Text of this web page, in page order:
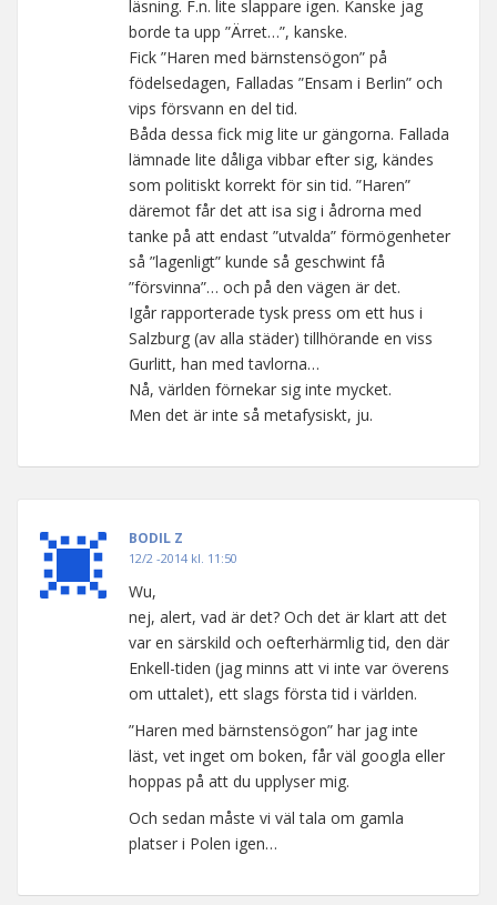
läsning. F.n. lite slappare igen. Kanske jag
borde ta upp ”Ärret…”, kanske.
Fick ”Haren med bärnstensögon” på
födelsedagen, Falladas ”Ensam i Berlin” och
vips försvann en del tid.
Båda dessa fick mig lite ur gängorna. Fallada
lämnade lite dåliga vibbar efter sig, kändes
som politiskt korrekt för sin tid. ”Haren”
däremot får det att isa sig i ådrorna med
tanke på att endast ”utvalda” förmögenheter
så ”lagenligt” kunde så geschwint få
”försvinna”… och på den vägen är det.
Igår rapporterade tysk press om ett hus i
Salzburg (av alla städer) tillhörande en viss
Gurlitt, han med tavlorna…
Nå, världen förnekar sig inte mycket.
Men det är inte så metafysiskt, ju.
BODIL Z
12/2 -2014 kl. 11:50
Wu,
nej, alert, vad är det? Och det är klart att det
var en särskild och oefterhärmlig tid, den där
Enkell-tiden (jag minns att vi inte var överens
om uttalet), ett slags första tid i världen.
”Haren med bärnstensögon” har jag inte
läst, vet inget om boken, får väl googla eller
hoppas på att du upplyser mig.
Och sedan måste vi väl tala om gamla
platser i Polen igen…